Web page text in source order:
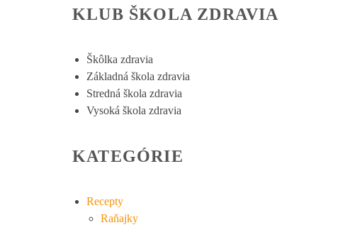
KLUB ŠKOLA ZDRAVIA
Škôlka zdravia
Základná škola zdravia
Stredná škola zdravia
Vysoká škola zdravia
KATEGÓRIE
Recepty
Raňajky